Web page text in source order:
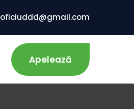
oficiuddd@gmail.com
Apelează